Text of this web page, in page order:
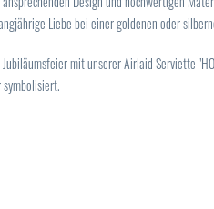
Liebe bei einer goldenen oder
mit unserer Airlaid Serviette